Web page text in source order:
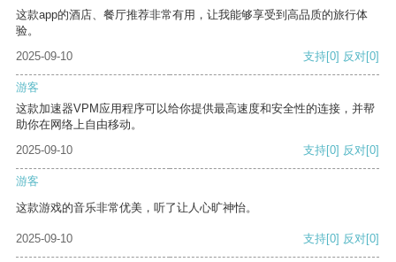
这款app的酒店、餐厅推荐非常有用，让我能够享受到高品质的旅行体
验。
2025-09-10
支持[0] 反对[0]
游客
这款加速器VPM应用程序可以给你提供最高速度和安全性的连接，并帮
助你在网络上自由移动。
2025-09-10
支持[0] 反对[0]
游客
这款游戏的音乐非常优美，听了让人心旷神怡。
2025-09-10 支持[0] 反对[0]